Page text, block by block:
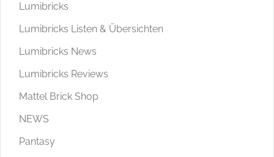
Lumibricks
Lumibricks Listen & Übersichten
Lumibricks News
Lumibricks Reviews
Mattel Brick Shop
NEWS
Pantasy